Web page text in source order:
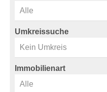
Umkreissuche
Immobilienart